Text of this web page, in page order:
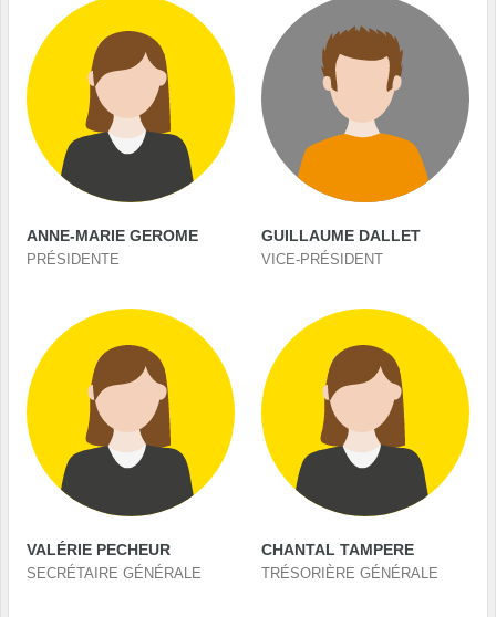
ANNE-MARIE GEROME
PRÉSIDENTE
GUILLAUME DALLET
VICE-PRÉSIDENT
VALÉRIE PECHEUR
SECRÉTAIRE GÉNÉRALE
CHANTAL TAMPERE
TRÉSORIÈRE GÉNÉRALE